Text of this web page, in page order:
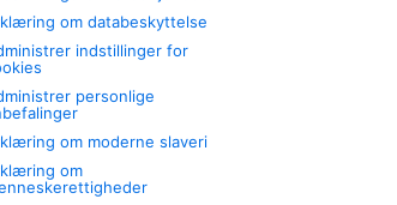
om databeskyttelse
indstillinger for
personlige
om moderne slaveri
om